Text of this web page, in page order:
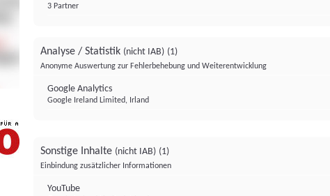
3 Partner
Analyse / Statistik (nicht IAB) (1)
Anonyme Auswertung zur Fehlerbehebung und Weiterentwicklung
Google Analytics
Google Ireland Limited, Irland
Sonstige Inhalte (nicht IAB) (1)
Einbindung zusätzlicher Informationen
YouTube